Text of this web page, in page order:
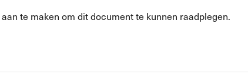
aan te maken om dit document te kunnen raadplegen.